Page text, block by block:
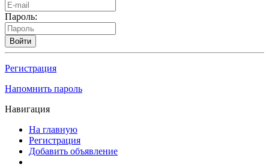
Пароль:
Войти
Регистрация
Напомнить пароль
Навигация
На главную
Регистрация
Добавить объявление